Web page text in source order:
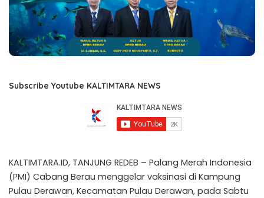
Subscribe Youtube KALTIMTARA NEWS
KALTIMTARA.ID, TANJUNG REDEB – Palang Merah Indonesia
(PMI) Cabang Berau menggelar vaksinasi di Kampung
Pulau Derawan, Kecamatan Pulau Derawan, pada Sabtu